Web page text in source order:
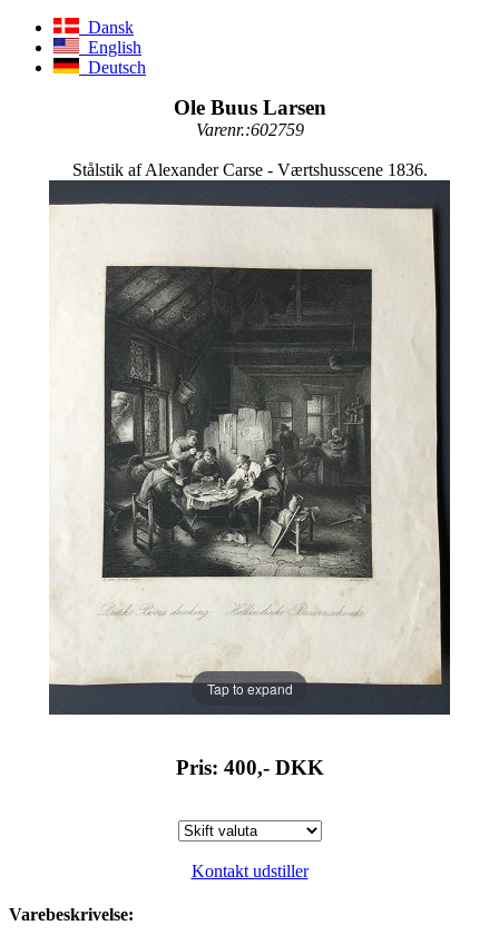
Dansk
English
Deutsch
Ole Buus Larsen
Varenr.:602759
Stålstik af Alexander Carse - Værtshusscene 1836.
Tap to expand
Pris: 400,- DKK
Kontakt udstiller
Varebeskrivelse: